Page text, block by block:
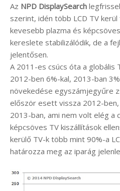
Az NPD DisplaySearch
szerint, idén több LCD TV
kevesebb plazma és
kereslete stabilizálódik, de a
jelentősen.
A 2011-es csúcs óta a globális
2012-ben 6%-kal, 2013-ban
növekedése egyszámjegyűre
először esett vissza 2012-
2013-ban, ami nem volt elég a
képcsöves TV kiszállítások
kerülő TV-k több mint 90%-a
határozza meg az iparág